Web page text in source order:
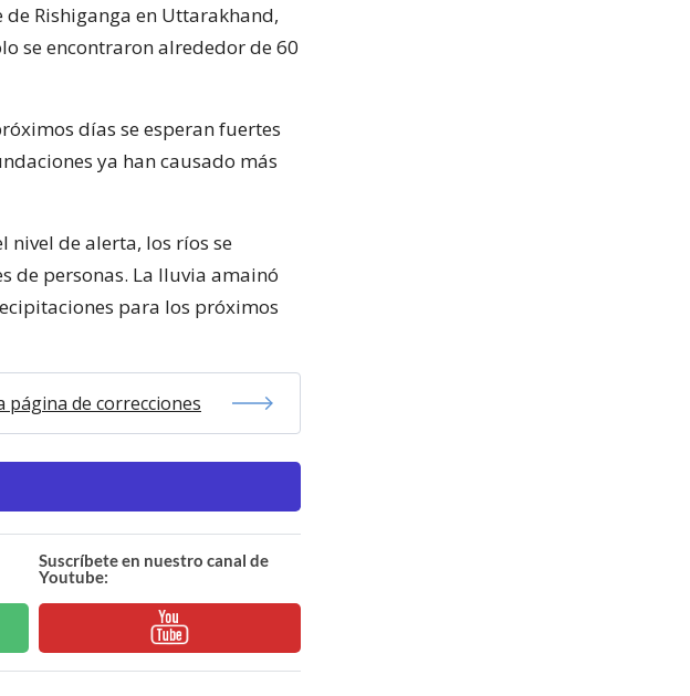
Rishiganga en Uttarakhand,
se encontraron alrededor de 60
días se esperan fuertes
ya han causado más
nivel de alerta, los ríos se
de personas. La lluvia amainó
para los próximos
página de correcciones
Suscríbete en nuestro canal de
Youtube: